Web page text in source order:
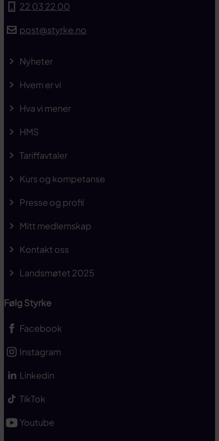
22 03 22 00
post@styrke.no
Nyheter
Hvem er vi
Hva vi mener
HMS
Tariffavtaler
Kurs og kompetanse
Presse og profil
Mitt medlemskap
Kontakt oss
Landsmøtet 2025
Følg Styrke
Facebook
Instagram
Linkedin
TikTok
Youtube